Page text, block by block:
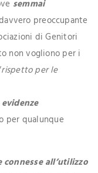
semmai
preoccupante
di Genitori
non vogliono per i
rispetto per le
per qualunque
all’utilizzo